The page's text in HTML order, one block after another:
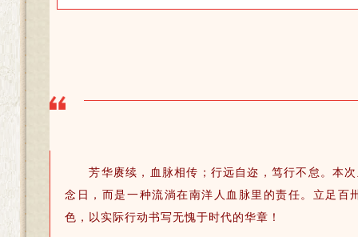
芳华赓续，血脉相传；行远自迩，笃行不怠。本
念日，而是一种流淌在南洋人血脉里的责任。立足
色，以实际行动书写无愧于时代的华章！